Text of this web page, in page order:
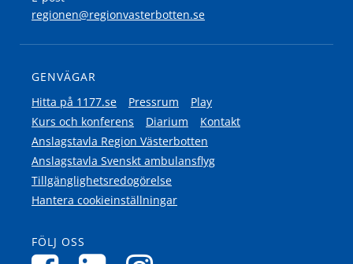
regionen@regionvasterbotten.se
GENVÄGAR
Hitta på 1177.se
Pressrum
Play
Kurs och konferens
Diarium
Kontakt
Anslagstavla Region Västerbotten
Anslagstavla Svenskt ambulansflyg
Tillgänglighetsredogörelse
Hantera cookieinställningar
FÖLJ OSS